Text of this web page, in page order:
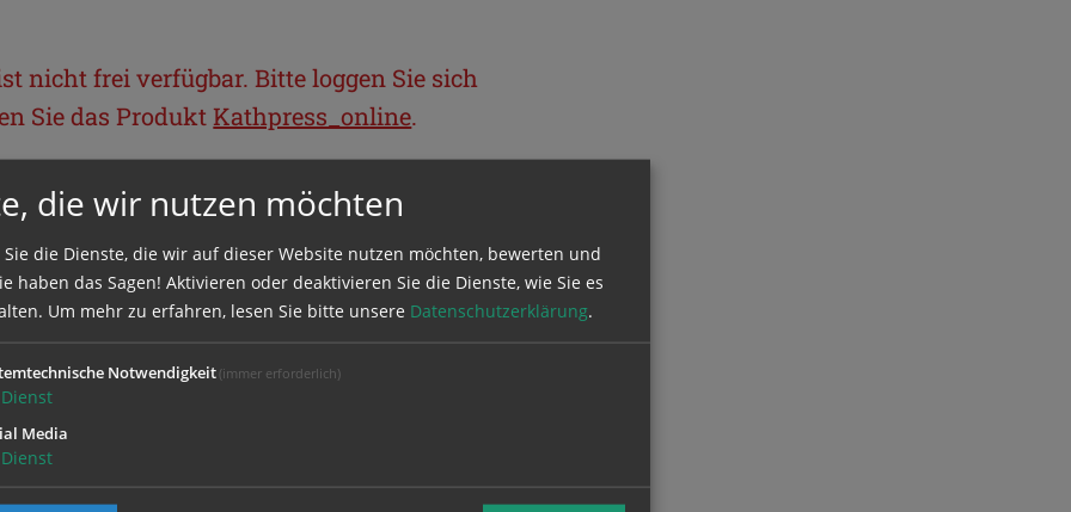
nicht frei verfügbar. Bitte loggen Sie sich
Sie das Produkt Kathpress_online.
sich mit Ihrem Benutzernamen und
die wir nutzen möchten
Sie die Dienste, die wir auf dieser Website nutzen möchten, bewerten und
haben das Sagen! Aktivieren oder deaktivieren Sie die Dienste, wie Sie es
Um mehr zu erfahren, lesen Sie bitte unsere Datenschutzerklärung.
Notwendigkeit (immer erforderlich)
Dienst
Media
Dienst